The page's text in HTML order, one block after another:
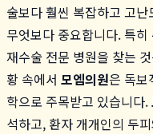
술보다 훨씬 복잡하고 고
무엇보다 중요합니다. 특
재수술 전문 병원을 찾는
황 속에서 모엠의원은 독보
학으로 주목받고 있습니다.
석하고, 환자 개개인의 두